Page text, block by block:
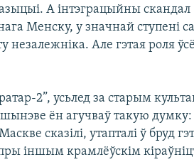
А інтэграцыйны скандал
Менску, у значнай ступені
Але гэтая роля
2”, усьлед за старым
ён агучваў такую думку:
сказілі, утапталі ў бруд
іншым крамлёўскім